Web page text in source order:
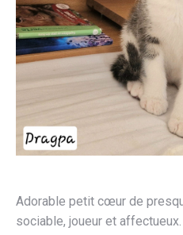
Adorable petit cœur de
sociable, joueur et